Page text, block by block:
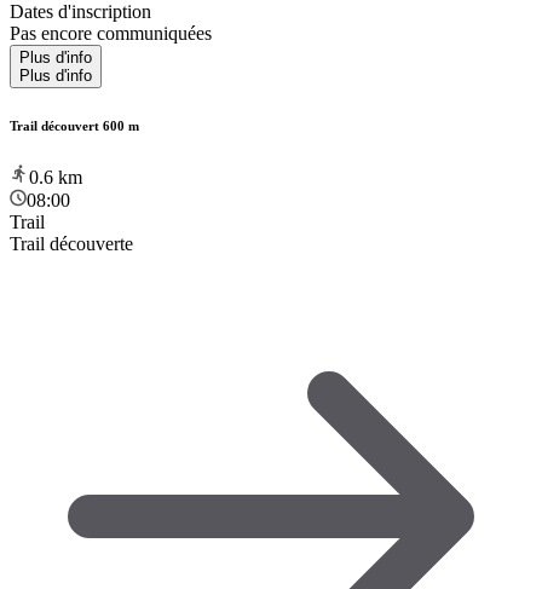
Dates d'inscription
Pas encore communiquées
Plus d'info
Plus d'info
Trail découvert 600 m
0.6 km
08:00
Trail
Trail découverte